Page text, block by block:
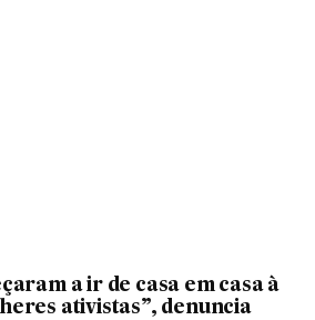
a ir de casa em casa à
ativistas”, denuncia